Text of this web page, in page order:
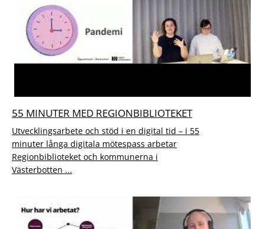
55 MINUTER MED REGIONBIBLIOTEKET
Utvecklingsarbete och stöd i en digital tid – i 55
minuter långa digitala mötespass arbetar
Regionbiblioteket och kommunerna i
Västerbotten ...